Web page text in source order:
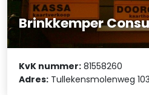
Brinkkemper
KvK nummer: 81558260
Adres: Tullekensmolenweg 103